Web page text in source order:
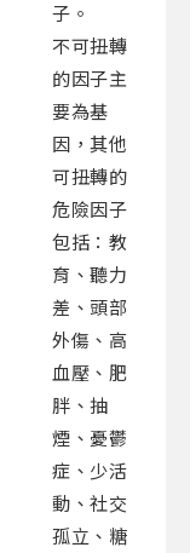
子。
不可扭轉
的因子主
要為基
因，其他
可扭轉的
危險因子
包括：教
育、聽力
差、頭部
外傷、高
血壓、肥
胖、抽
煙、憂鬱
症、少活
動、社交
孤立、糖